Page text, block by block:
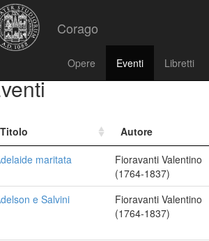
Corago
Opere Eventi Libretti
Titolo
Autore
maritata
Fioravanti Valentino
(1764-1837)
e Salvini
Fioravanti Valentino
(1764-1837)